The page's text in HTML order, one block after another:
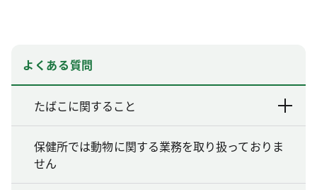
よくある質問
たばこに関すること
保健所では動物に関する業務を取り扱っておりま
せん